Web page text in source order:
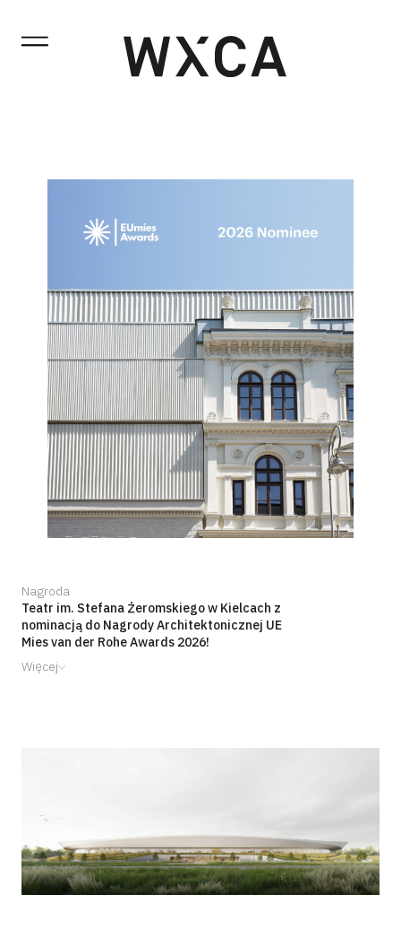
Nagroda
Teatr im. Stefana Żeromskiego w Kielcach z
nominacją do Nagrody Architektonicznej UE
Mies van der Rohe Awards 2026!
Więcej